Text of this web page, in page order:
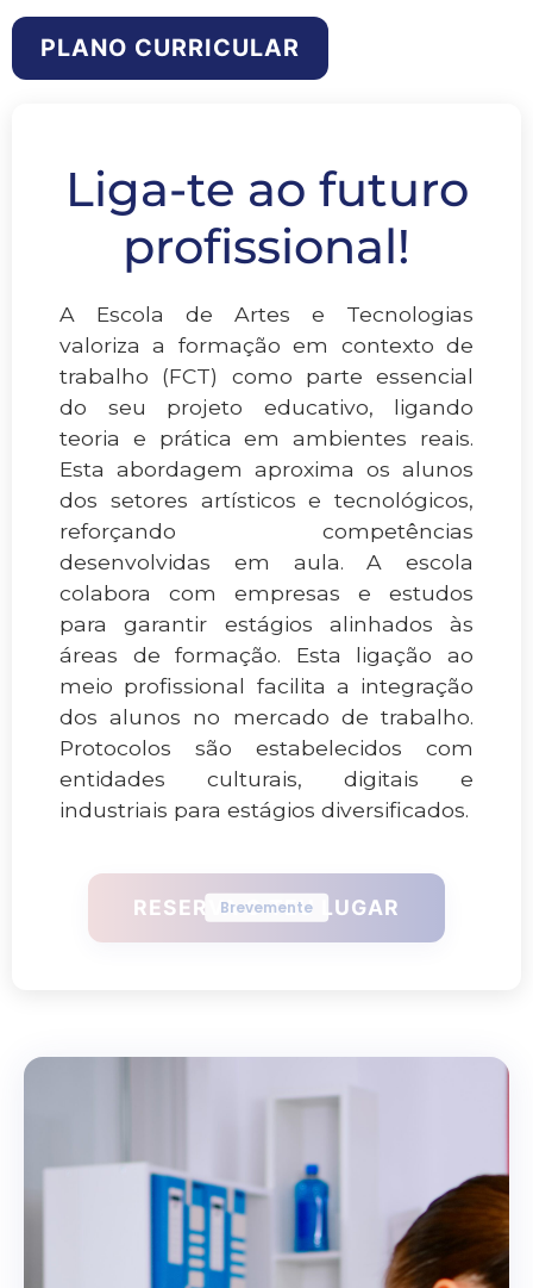
PLANO CURRICULAR
Liga-te ao futuro
profissional!
A Escola de Artes e Tecnologias
valoriza a formação em contexto de
trabalho (FCT) como parte essencial
do seu projeto educativo, ligando
teoria e prática em ambientes reais.
Esta abordagem aproxima os alunos
dos setores artísticos e tecnológicos,
reforçando competências
desenvolvidas em aula. A escola
colabora com empresas e estudos
para garantir estágios alinhados às
áreas de formação. Esta ligação ao
meio profissional facilita a integração
dos alunos no mercado de trabalho.
Protocolos são estabelecidos com
entidades culturais, digitais e
industriais para estágios diversificados.
RESERVA O TEU LUGAR